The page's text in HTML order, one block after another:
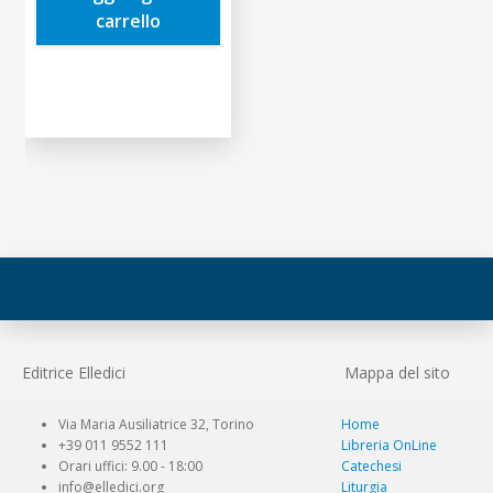
carrello
Editrice Elledici Mappa del sito
Via Maria Ausiliatrice 32, Torino
+39 011 9552 111
Orari uffici: 9.00 - 18:00
info@elledici.org
Home
Libreria OnLine
Catechesi
Liturgia